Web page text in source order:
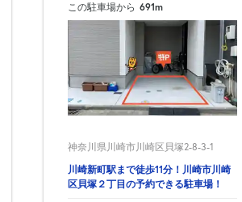
この駐車場から 691m
神奈川県川崎市川崎区貝塚2-8-3-1
川崎新町駅まで徒歩11分！川崎市川崎
区貝塚２丁目の予約できる駐車場！